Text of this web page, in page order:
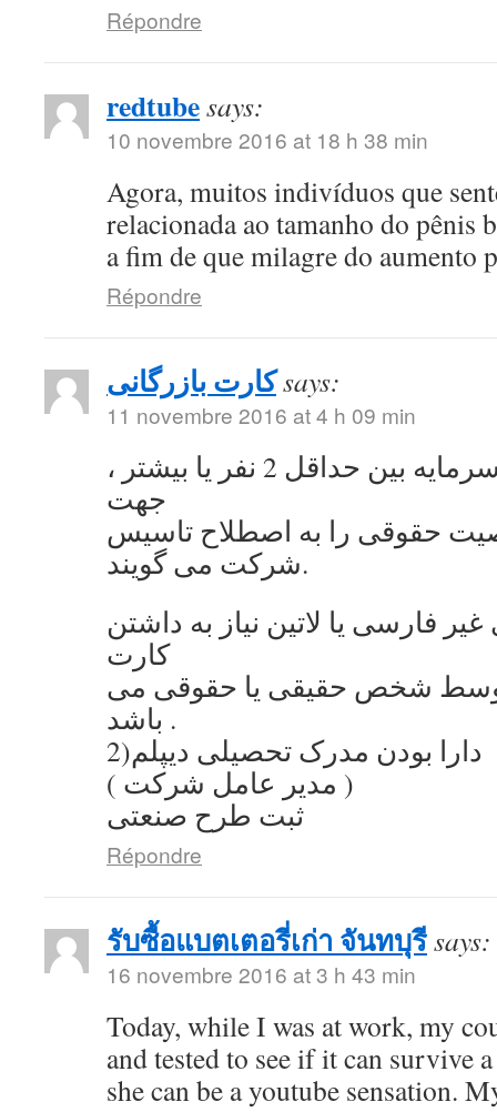
Répondre
redtubesays:
10 novembre 2016 at 18 h 38 min
Agora, muitos indivíduos que
relacionada ao tamanho do pênis
a fim de que milagre do aumento
Répondre
کارت بازرگانیsays:
11 novembre 2016 at 4 h 09 min
به اشتراک گذاشتن سرمایه بین حداقل 2 نفر یا بیشتر ،
جهت
حقوقی را به اصطلاح تاسیس
شرکت می گویند.
فارسی یا لاتین نیاز به داشتن
کارت
توسط شخص حقیقی یا حقوقی می
باشد .
2)دارا بودن مدرک تحصیلی دیپلم
( مدیر عامل شرکت )
ثبت طرح صنعتی
Répondre
รับซื้อแบตเตอรี่เก่า จันทบุรีsays:
16 novembre 2016 at 3 h 43 min
Today, while I was at work, my
and tested to see if it can survive
she can be a youtube sensation.